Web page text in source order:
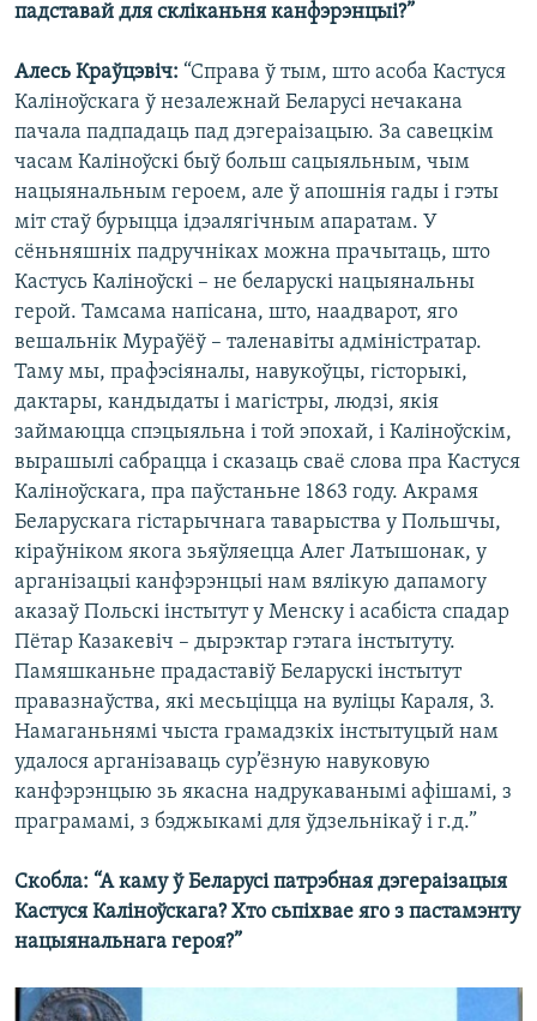
падставай для скліканьня канфэрэнцыі?”
Алесь Краўцэвіч: “Справа ў тым, што асоба Кастуся
Каліноўскага ў незалежнай Беларусі нечакана
пачала падпадаць пад дэгераізацыю. За савецкім
часам Каліноўскі быў больш сацыяльным, чым
нацыянальным героем, але ў апошнія гады і гэты
міт стаў бурыцца ідэалягічным апаратам. У
сёньняшніх падручніках можна прачытаць, што
Кастусь Каліноўскі – не беларускі нацыянальны
герой. Тамсама напісана, што, наадварот, яго
вешальнік Мураўёў – таленавіты адміністратар.
Таму мы, прафэсіяналы, навукоўцы, гісторыкі,
дактары, кандыдаты і магістры, людзі, якія
займаюцца спэцыяльна і той эпохай, і Каліноўскім,
вырашылі сабрацца і сказаць сваё слова пра Кастуся
Каліноўскага, пра паўстаньне 1863 году. Акрамя
Беларускага гістарычнага таварыства у Польшчы,
кіраўніком якога зьяўляецца Алег Латышонак, у
арганізацыі канфэрэнцыі нам вялікую дапамогу
аказаў Польскі інстытут у Менску і асабіста спадар
Пётар Казакевіч – дырэктар гэтага інстытуту.
Памяшканьне прадаставіў Беларускі інстытут
правазнаўства, які месьціцца на вуліцы Караля, 3.
Намаганьнямі чыста грамадзкіх інстытуцый нам
удалося арганізаваць сур’ёзную навуковую
канфэрэнцыю зь якасна надрукаванымі афішамі, з
праграмамі, з бэджыкамі для ўдзельнікаў і г.д.”
Скобла: “А каму ў Беларусі патрэбная дэгераізацыя
Кастуся Каліноўскага? Хто сьпіхвае яго з пастамэнту
нацыянальнага героя?”